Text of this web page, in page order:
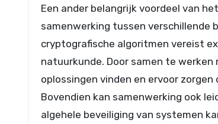
Een ander belangrijk voordeel van
samenwerking tussen verschillende
cryptografische algoritmen vereist
natuurkunde. Door samen te
oplossingen vinden en ervoor
Bovendien kan samenwerking ook
algehele beveiliging van systemen